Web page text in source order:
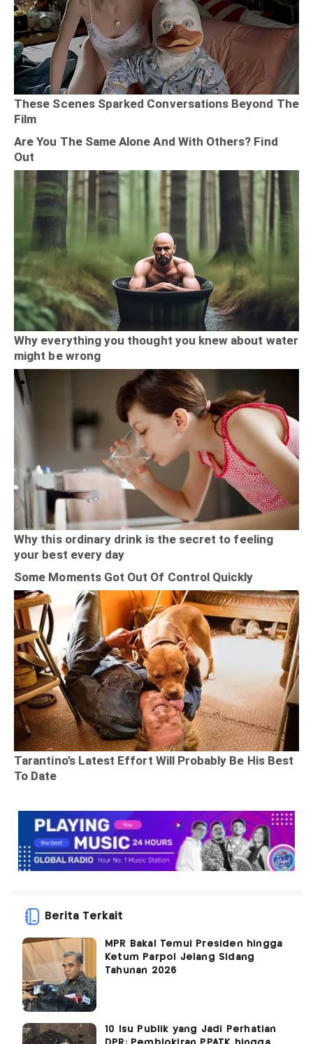
Berita Terkait
MPR Bakal Temui Presiden hingga
Ketum Parpol Jelang Sidang
Tahunan 2026
10 Isu Publik yang Jadi Perhatian